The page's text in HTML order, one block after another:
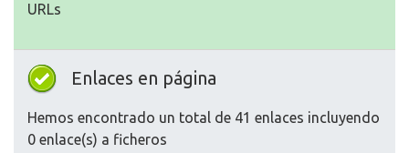
URLs
Enlaces en página
Hemos encontrado un total de 41 enlaces incluyendo
0 enlace(s) a ficheros